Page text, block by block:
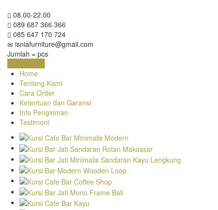
08.00-22.00
089 687 366 366
085 647 170 724
isniafurniture@gmail.com
Jumlah = pcs
Home
Tentang Kami
Cara Order
Ketentuan dan Garansi
Info Pengiriman
Testimoni